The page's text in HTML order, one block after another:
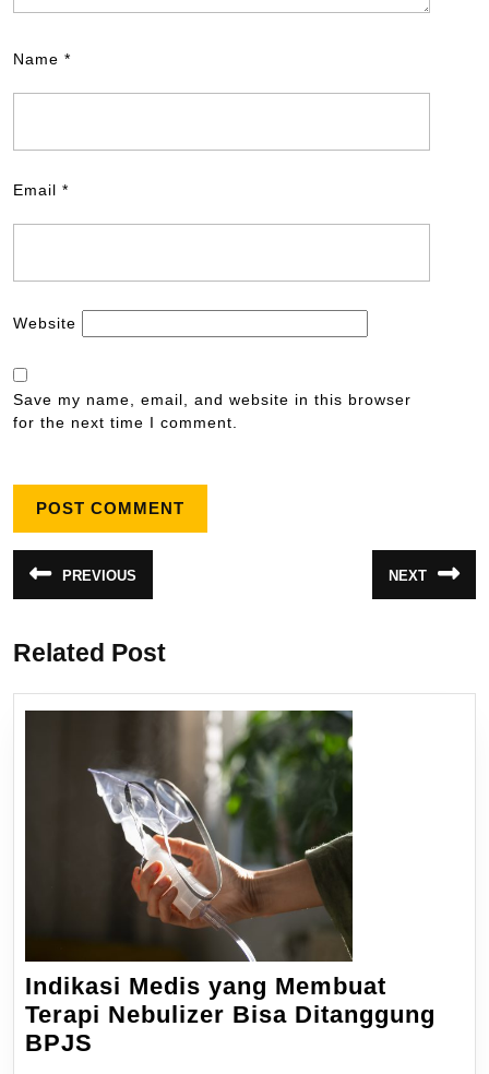
Name *
Email *
Website
Save my name, email, and website in this browser
for the next time I comment.
PREVIOUS NEXT
Related Post
Indikasi Medis yang Membuat
Terapi Nebulizer Bisa Ditanggung
BPJS